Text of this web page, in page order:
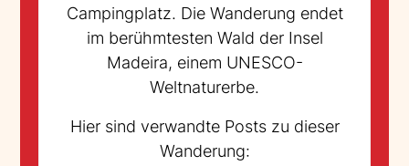
Campingplatz. Die Wanderung endet
im berühmtesten Wald der Insel
Madeira, einem UNESCO-
Weltnaturerbe.
Hier sind verwandte Posts zu dieser
Wanderung: